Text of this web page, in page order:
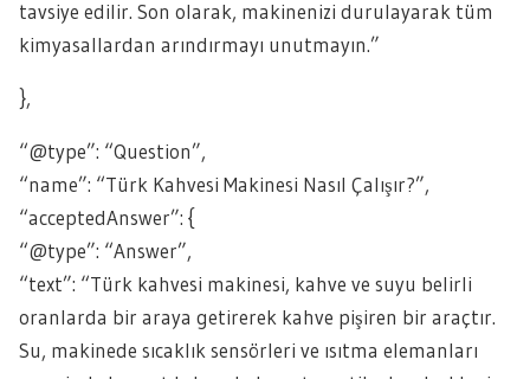
tavsiye edilir. Son olarak, makinenizi durulayarak tüm
kimyasallardan arındırmayı unutmayın.”
},
“@type”: “Question”,
“name”: “Türk Kahvesi Makinesi Nasıl Çalışır?”,
“acceptedAnswer”: {
“@type”: “Answer”,
“text”: “Türk kahvesi makinesi, kahve ve suyu belirli
oranlarda bir araya getirerek kahve pişiren bir araçtır.
Su, makinede sıcaklık sensörleri ve ısıtma elemanları